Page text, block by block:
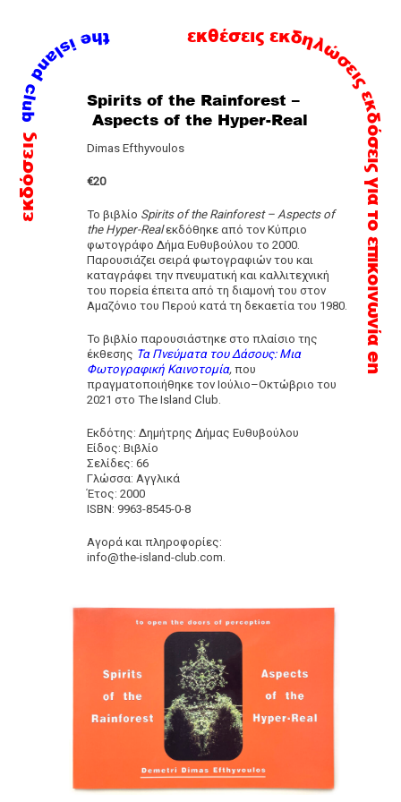
Skip
content
εκδόσεις
Spirits of the Rainforest –
Aspects of the Hyper-Real
Dimas Efthyvoulos
€20
To βιβλίο Spirits of the Rainforest – Aspects of
the Hyper-Realεκδόθηκε από τον Κύπριο
φωτογράφο Δήμα Ευθυβούλου το 2000.
Παρουσιάζει σειρά φωτογραφιών του και
καταγράφει την πνευματική και καλλιτεχνική
του πορεία έπειτα από τη διαμονή του στον
Αμαζόνιο του Περού κατά τη δεκαετία του 1980.
To βιβλίο παρουσιάστηκε στο πλαίσιο της
έκθεσης Τα Πνεύματα του Δάσους: Μια
Φωτογραφική Καινοτομία,που
πραγματοποιήθηκε τον Ιούλιο–Οκτώβριο του
2021 στο The Island Club.
Εκδότης: Δημήτρης Δήμας Ευθυβούλου
Είδος: Βιβλίο
Σελίδες: 66
Γλώσσα: Αγγλικά
Έτος: 2000
ISBN: 9963-8545-0-8
Αγορά και πληροφορίες:
info@the-island-club.com.
εκθέσεις εκδηλώσεις
εκδόσεις
για το
επικοινωνία
en